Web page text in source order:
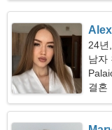
24년
남자
결혼